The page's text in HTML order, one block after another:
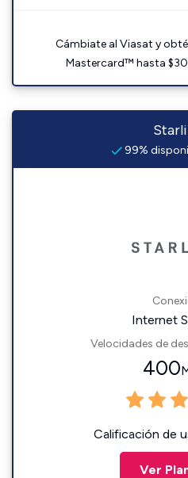
Cámbiate al Viasat y
Mastercard™ hasta
99%
Internet
Velocidades de
400
Calificación de
Ver